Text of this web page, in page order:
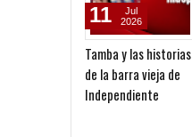
Tamba y las historias
de la barra vieja de
Independiente
11
Jul
2026